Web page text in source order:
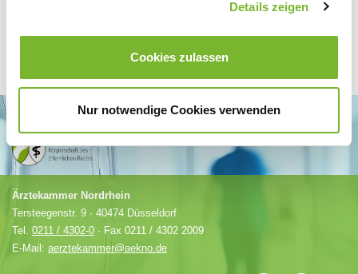
Details zeigen
Cookies zulassen
Nur notwendige Cookies verwenden
Ärztekammer Nordrhein
Tersteegenstr. 9 · 40474 Düsseldorf
Tel. 0211 / 4302-0 · Fax 0211 / 4302 2009
E-Mail: aerztekammer@aekno.de